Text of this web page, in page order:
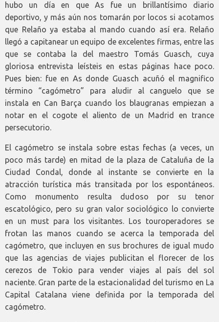
hubo un día en que As fue un brillantísimo diario
deportivo, y más aún nos tomarán por locos si acotamos
que Relaño ya estaba al mando cuando así era. Relaño
llegó a capitanear un equipo de excelentes firmas, entre las
que se contaba la del maestro Tomás Guasch, cuya
gloriosa entrevista leísteis en estas páginas hace poco.
Pues bien: fue en As donde Guasch acuñó el magnifico
término “cagómetro” para aludir al canguelo que se
instala en Can Barça cuando los blaugranas empiezan a
notar en el cogote el aliento de un Madrid en trance
persecutorio.
El cagómetro se instala sobre estas fechas (a veces, un
poco más tarde) en mitad de la plaza de Cataluña de la
Ciudad Condal, donde al instante se convierte en la
atracción turística más transitada por los espontáneos.
Como monumento resulta dudoso por su tenor
escatológico, pero su gran valor sociológico lo convierte
en un must para los visitantes. Los touroperadores se
frotan las manos cuando se acerca la temporada del
cagómetro, que incluyen en sus brochures de igual mudo
que las agencias de viajes publicitan el florecer de los
cerezos de Tokio para vender viajes al país del sol
naciente. Gran parte de la estacionalidad del turismo en La
Capital Catalana viene definida por la temporada del
cagómetro.